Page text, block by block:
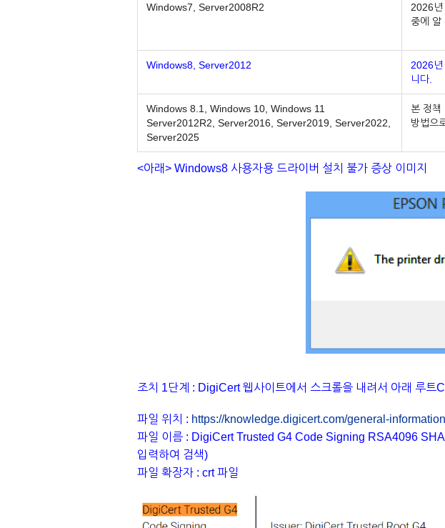
Windows7, Server2008R2
2026년
중에 알
Windows8, Server2012
2026년
니다.
Windows 8.1, Windows 10, Windows 11
Server2012R2, Server2016, Server2019, Server2022,
Server2025
본 정책
방법으
<아래> Windows8 사용자용 드라이버 설치 불가 증상 이미지
조치 1단계 : DigiCert 웹사이트에서 스크롤을 내려서 아래 루트
파일 위치 : https://knowledge.digicert.com/general-
파일 이름 : DigiCert Trusted G4 Code Signing RSA4096
입력하여 검색)
파일 확장자 : crt 파일